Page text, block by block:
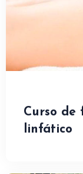
Curso de
linfático